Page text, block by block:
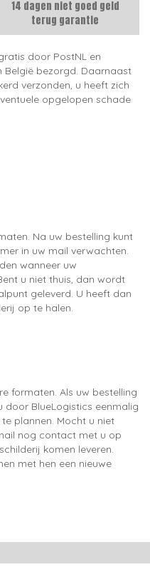
14 dagen niet goed geld
terug garantie
door PostNL en
België bezorgd. Daarnaast
verzonden, u heeft zich
opgelopen schade
Na uw bestelling kunt
in uw mail verwachten.
wanneer uw
u niet thuis, dan wordt
geleverd. U heeft dan
op te halen.
formaten. Als uw bestelling
door BlueLogistics eenmalig
plannen. Mocht u niet
nog contact met u op
komen leveren.
met hen een nieuwe